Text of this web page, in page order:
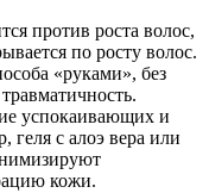
против роста волос,
по росту волос.
«руками», без
успокаивающих и
с алоэ вера или
кожи.